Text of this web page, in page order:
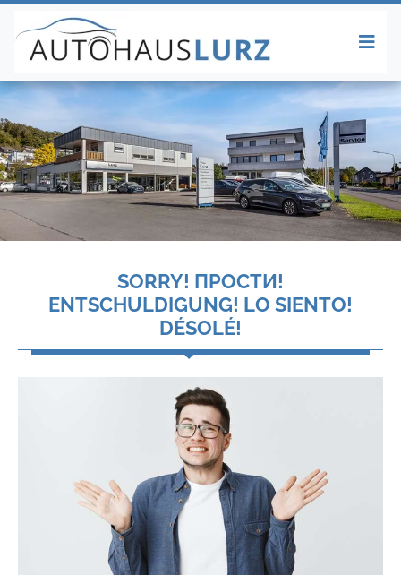
SORRY! ПРОСТИ!
ENTSCHULDIGUNG! LO SIENTO!
DÉSOLÉ!